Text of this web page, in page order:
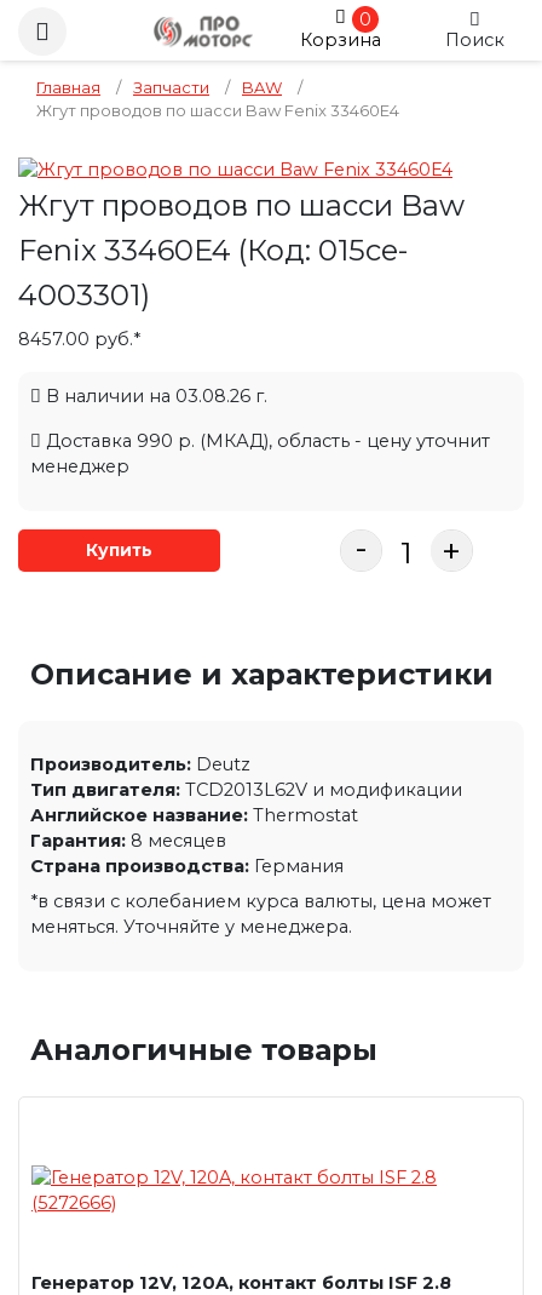
0
Корзина
Поиск
Главная / Запчасти / BAW
/
Жгут проводов по шасси Baw Fenix 33460E4
Жгут проводов по шасси Baw
Fenix 33460E4 (Код: 015ce-
4003301)
8457.00 руб.*
В наличии на 03.08.26 г.
Доставка 990 р. (МКАД), область - цену уточнит
менеджер
Купить - +
Описание и характеристики
Производитель: Deutz
Тип двигателя: TCD2013L62V и модификации
Английское название: Thermostat
Гарантия: 8 месяцев
Страна производства: Германия
*в связи с колебанием курса валюты, цена может
меняться. Уточняйте у менеджера.
Аналогичные товары
Генератор 12V, 120A, контакт болты ISF 2.8